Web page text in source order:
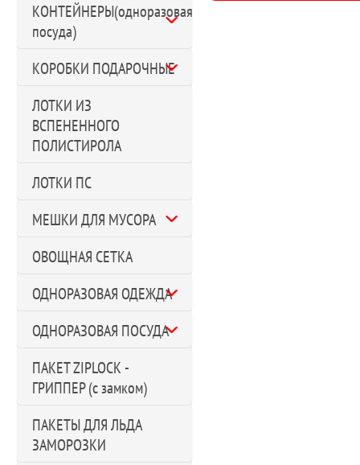
КОНТЕЙНЕРЫ(одноразовая
посуда)
КОРОБКИ ПОДАРОЧНЫЕ
ЛОТКИ ИЗ
ВСПЕНЕННОГО
ПОЛИСТИРОЛА
ЛОТКИ ПС
МЕШКИ ДЛЯ МУСОРА
ОВОЩНАЯ СЕТКА
ОДНОРАЗОВАЯ ОДЕЖДА
ОДНОРАЗОВАЯ ПОСУДА
ПАКЕТ ZIPLOCK -
ГРИППЕР (с замком)
ПАКЕТЫ ДЛЯ ЛЬДА
ЗАМОРОЗКИ